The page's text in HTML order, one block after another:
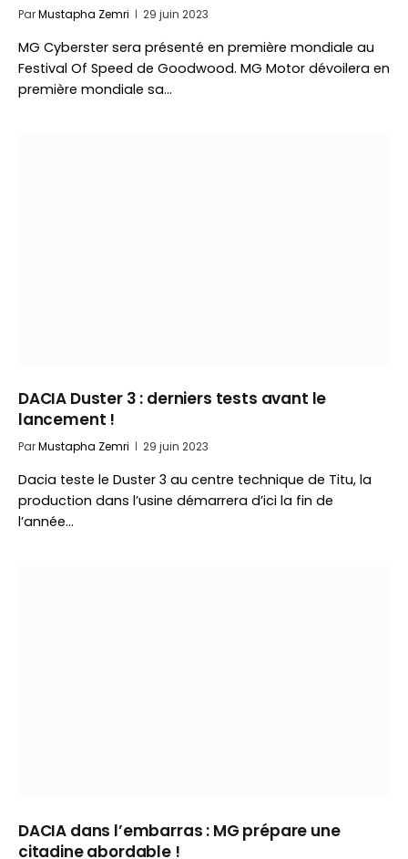
ParMustapha Zemri 29 juin 2023
MG Cyberster sera présenté en première mondiale au
Festival Of Speed de Goodwood. MG Motor dévoilera en
première mondiale sa…
DACIA Duster 3 : derniers tests avant le
lancement !
ParMustapha Zemri 29 juin 2023
Dacia teste le Duster 3 au centre technique de Titu, la
production dans l’usine démarrera d’ici la fin de
l’année…
DACIA dans l’embarras : MG prépare une
citadine abordable !